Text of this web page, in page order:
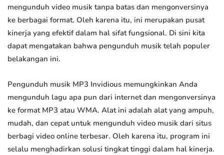
mengunduh video musik tanpa batas dan mengonversinya
ke berbagai format. Oleh karena itu, ini merupakan pusat
kinerja yang efektif dalam hal sifat fungsional. Di sini kita
dapat mengatakan bahwa pengunduh musik telah populer
belakangan ini.
Pengunduh musik MP3 Invidious memungkinkan Anda
mengunduh lagu apa pun dari internet dan mengonversinya
ke format MP3 atau WMA. Alat ini adalah alat yang ampuh,
mudah, dan cepat untuk mengunduh video musik dari situs
berbagi video online terbesar. Oleh karena itu, program ini
selalu menghadirkan solusi tingkat tinggi dalam hal kinerja.